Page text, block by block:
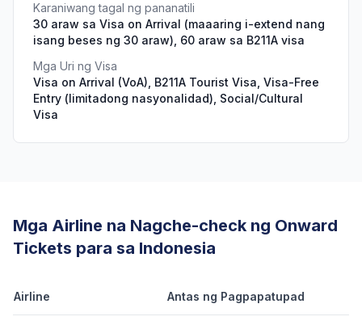
Karaniwang tagal ng pananatili
30 araw sa Visa on Arrival (maaaring i-extend nang
isang beses ng 30 araw), 60 araw sa B211A visa
Mga Uri ng Visa
Visa on Arrival (VoA), B211A Tourist Visa, Visa-Free
Entry (limitadong nasyonalidad), Social/Cultural
Visa
Mga Airline na Nagche-check ng Onward
Tickets para sa Indonesia
Airline Antas ng Pagpapatupad